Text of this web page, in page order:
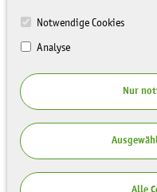
Notwendige Cookies
Analyse
Nur
(Foto: